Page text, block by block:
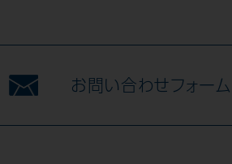
お問い合わせフォーム